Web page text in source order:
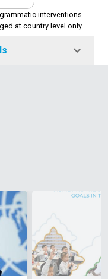
interventions
at country level only